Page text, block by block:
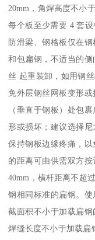
20mm，角焊高度不小
每个板至少需要 4 套设
防滑梁、钢格板仅在
和包扁钢，不适当的
丝 起重装卸，如用钢
免外层钢丝网板变形
（垂直于钢板）处包
形或损坏；建议选择
保持钢板边缘疼痛，
的距离可由供需双方
40mm，横杆距离不超
钢相同标准的扁钢。
截面积不小于加载扁钢
焊缝长度不小于加载扁